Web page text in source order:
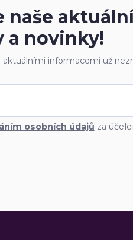
naše
a novinky!
aktuálními informacemi už
osobních údajů za